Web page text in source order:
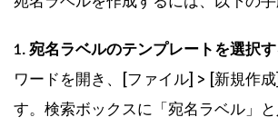
1.宛名ラベルのテンプレートを選択
ワードを開き、[ファイル] > [新規作
す。検索ボックスに「宛名ラベル」